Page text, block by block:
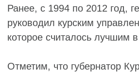
Ранее, с 1994 по 2012 год,
руководил курским
которое считалось лучшим
Отметим, что губернатор